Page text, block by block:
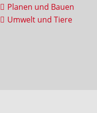
Planen und Bauen
Umwelt und Tiere